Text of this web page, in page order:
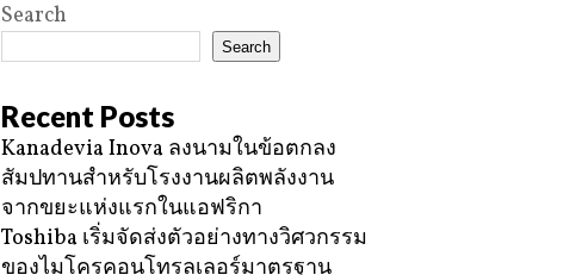
Search
Search
Recent Posts
Kanadevia Inova ลงนามในข้อตกลง
สัมปทานสำหรับโรงงานผลิตพลังงาน
จากขยะแห่งแรกในแอฟริกา
Toshiba เริ่มจัดส่งตัวอย่างทางวิศวกรรม
ของไมโครคอนโทรลเลอร์มาตรฐาน